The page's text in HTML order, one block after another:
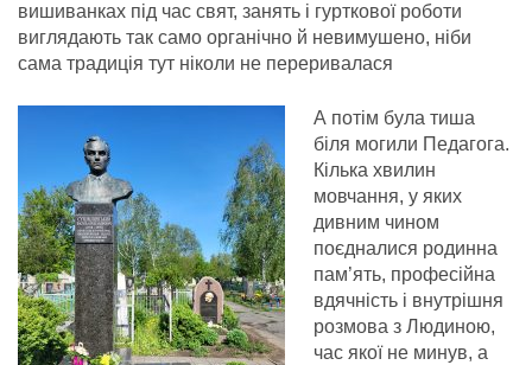
вишиванках під час свят, занять і гурткової роботи
виглядають так само органічно й невимушено, ніби
сама традиція тут ніколи не переривалася
А потім була тиша
біля могили Педагога.
Кілька хвилин
мовчання, у яких
дивним чином
поєдналися родинна
пам’ять, професійна
вдячність і внутрішня
розмова з Людиною,
час якої не минув, а